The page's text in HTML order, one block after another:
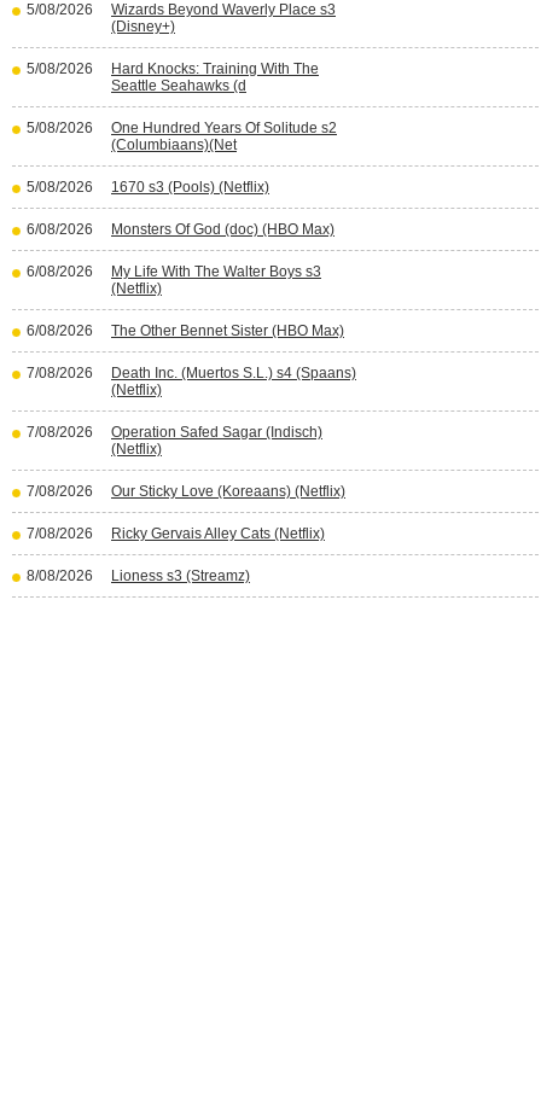
5/08/2026
Wizards Beyond Waverly Place s3
(Disney+)
5/08/2026
Hard Knocks: Training With The
Seattle Seahawks (d
5/08/2026
One Hundred Years Of Solitude s2
(Columbiaans)(Net
5/08/2026 1670 s3 (Pools) (Netflix)
6/08/2026 Monsters Of God (doc) (HBO Max)
6/08/2026
My Life With The Walter Boys s3
(Netflix)
6/08/2026 The Other Bennet Sister (HBO Max)
7/08/2026
Death Inc. (Muertos S.L.) s4 (Spaans)
(Netflix)
7/08/2026
Operation Safed Sagar (Indisch)
(Netflix)
7/08/2026 Our Sticky Love (Koreaans) (Netflix)
7/08/2026 Ricky Gervais Alley Cats (Netflix)
8/08/2026 Lioness s3 (Streamz)